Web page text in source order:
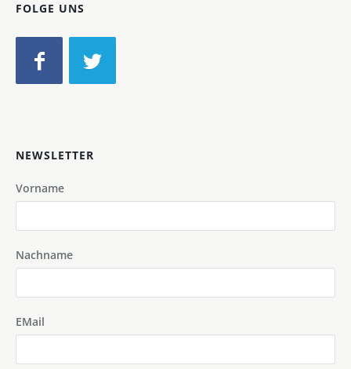
FOLGE UNS
NEWSLETTER
Vorname
Nachname
EMail